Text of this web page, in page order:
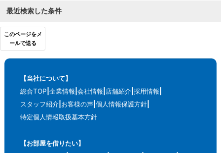
最近検索した条件
このページをメ
ールで送る
【当社について】
総合TOP 企業情報 会社情報 店舗紹介 採用情報
スタッフ紹介 お客様の声 個人情報保護方針
特定個人情報取扱基本方針
【お部屋を借りたい】